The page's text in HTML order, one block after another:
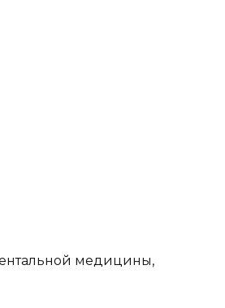
медицины,